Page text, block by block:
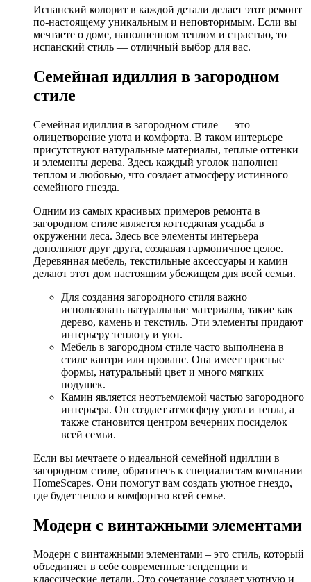
Испанский колорит в каждой детали делает этот ремонт
по-настоящему уникальным и неповторимым. Если вы
мечтаете о доме, наполненном теплом и страстью, то
испанский стиль — отличный выбор для вас.
Семейная идиллия в загородном
стиле
Семейная идиллия в загородном стиле — это
олицетворение уюта и комфорта. В таком интерьере
присутствуют натуральные материалы, теплые оттенки
и элементы дерева. Здесь каждый уголок наполнен
теплом и любовью, что создает атмосферу истинного
семейного гнезда.
Одним из самых красивых примеров ремонта в
загородном стиле является коттеджная усадьба в
окружении леса. Здесь все элементы интерьера
дополняют друг друга, создавая гармоничное целое.
Деревянная мебель, текстильные аксессуары и камин
делают этот дом настоящим убежищем для всей семьи.
Для создания загородного стиля важно
использовать натуральные материалы, такие как
дерево, камень и текстиль. Эти элементы придают
интерьеру теплоту и уют.
Мебель в загородном стиле часто выполнена в
стиле кантри или прованс. Она имеет простые
формы, натуральный цвет и много мягких
подушек.
Камин является неотъемлемой частью загородного
интерьера. Он создает атмосферу уюта и тепла, а
также становится центром вечерних посиделок
всей семьи.
Если вы мечтаете о идеальной семейной идиллии в
загородном стиле, обратитесь к специалистам компании
HomeScapes. Они помогут вам создать уютное гнездо,
где будет тепло и комфортно всей семье.
Модерн с винтажными элементами
Модерн с винтажными элементами – это стиль, который
объединяет в себе современные тенденции и
классические детали. Это сочетание создает уютную и